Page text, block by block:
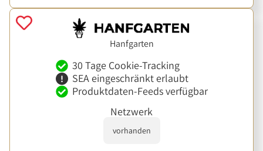
Hanfgarten
30 Tage Cookie-Tracking
SEA eingeschränkt erlaubt
Produktdaten-Feeds verfügbar
Netzwerk
vorhanden